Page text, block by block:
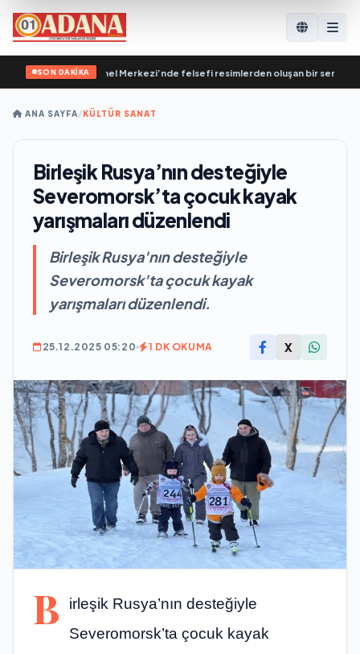
SON DAKİKA
Destekleme Genel Merkezi’nde felsefi resimlerden oluşan bir sergi açıldı
ANA SAYFA/KÜLTÜR SANAT
Birleşik Rusya’nın desteğiyle
Severomorsk’ta çocuk kayak
yarışmaları düzenlendi
Birleşik Rusya'nın desteğiyle
Severomorsk'ta çocuk kayak
yarışmaları düzenlendi.
25.12.2025 05:20 1 DK OKUMA X
B
irleşik Rusya’nın desteğiyle
Severomorsk’ta çocuk kayak